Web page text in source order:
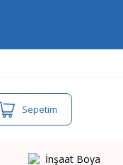
Sepetim
İnşaat Boya